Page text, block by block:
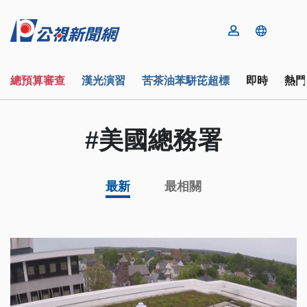
總預算審查 漢光演習 苦茶油苯駢芘超標 即時 熱
#美國總務署
最新 最相關